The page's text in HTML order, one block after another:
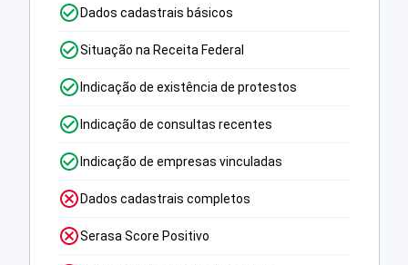
Dados cadastrais básicos
Situação na Receita Federal
Indicação de existência de protestos
Indicação de consultas recentes
Indicação de empresas vinculadas
Dados cadastrais completos
Serasa Score Positivo